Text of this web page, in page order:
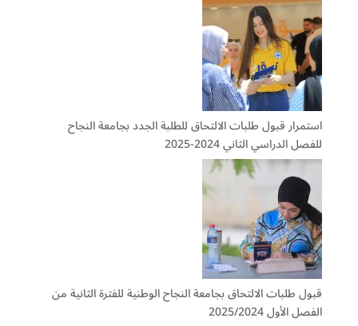
استمرار قبول طلبات الالتحاق للطلبة الجدد بجامعة النجاح
للفصل الدراسي الثاني 2024-2025
قبول طلبات الالتحاق بجامعة النجاح الوطنية للفترة الثانية من
الفصل الأول 2025/2024